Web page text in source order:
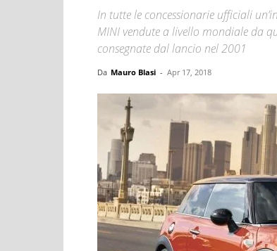
In tutte le concessionarie ufficiali
MINI vendute a livello mondiale da
consegnate dal lancio nel 2001
Da Mauro Blasi - Apr 17, 2018